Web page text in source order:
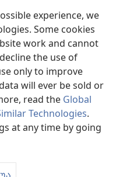
experience, we
Some cookies
work and cannot
the use of
only to improve
will ever be sold or
read the Global
Technologies.
at any time by going
Society of Pennsylvania.